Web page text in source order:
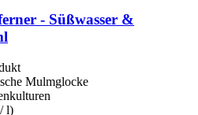
-​ Süßwasser &
Mulmglocke
l)